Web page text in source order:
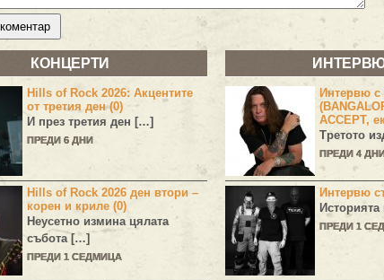
КОНЦЕРТИ
Hills of Rock 2026: Акцентите
от третия ден (0)
И през третия ден […]
ПРЕДИ 6 ДНИ
Hills of Rock 2026 ден втори –
корен и криле (0)
Неусетно измина цялата
събота […]
ПРЕДИ 1 СЕДМИЦА
Интервю с
ACCEPT,
Третото
ПРЕДИ 4
Интервю
ПРЕДИ 1